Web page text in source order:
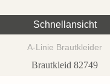
Schnellansicht
A-Linie Brautkleider
Brautkleid 82749